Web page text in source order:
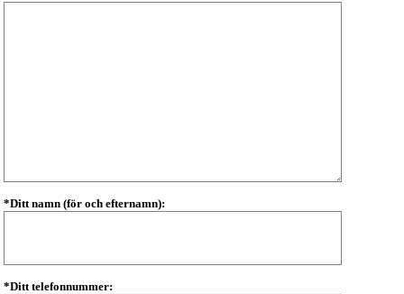
*Ditt namn (för och efternamn):
*Ditt telefonnummer: